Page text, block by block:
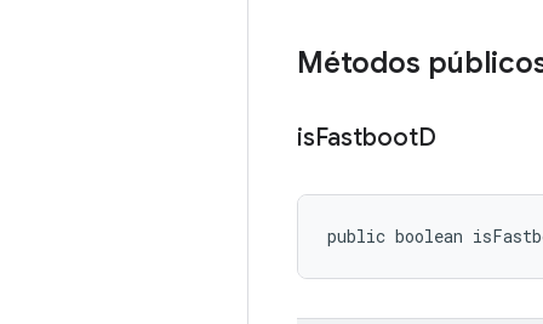
Métodos
isFastbootD
public boolean